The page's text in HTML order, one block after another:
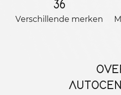
36
Verschillende merken